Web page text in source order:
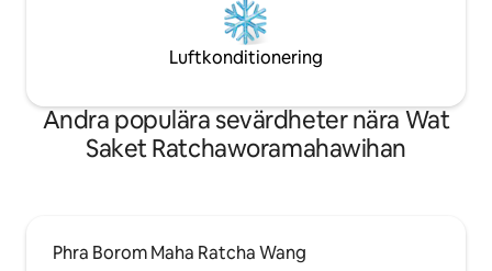
Luftkonditionering
Andra populära sevärdheter nära Wat
Saket Ratchaworamahawihan
Phra Borom Maha Ratcha Wang